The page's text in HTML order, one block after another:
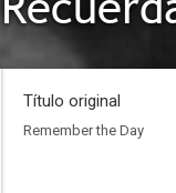
Título original
Remember the Day